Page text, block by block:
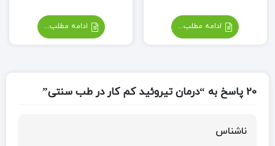
ادامه مطلب... ادامه مطلب...
20 پاسخ به “درمان تیروئید کم کار در طب سنتی”
ناشناس